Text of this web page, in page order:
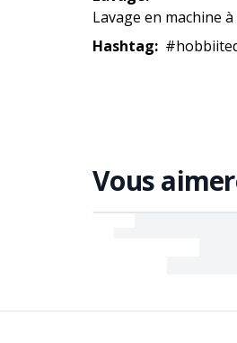
Lavage en machine
Hashtag:
Vous